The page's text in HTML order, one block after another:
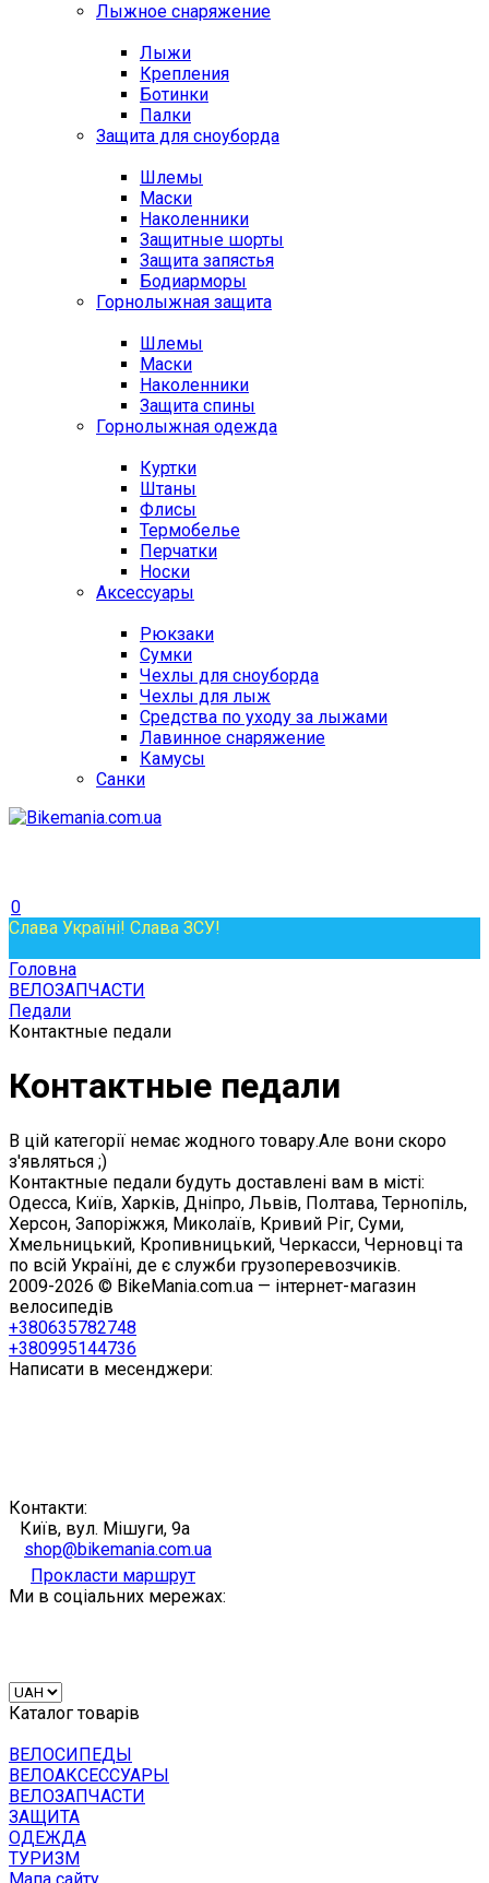
Лыжное снаряжение
Лыжи
Крепления
Ботинки
Палки
Защита для сноуборда
Шлемы
Маски
Наколенники
Защитные шорты
Защита запястья
Бодиарморы
Горнолыжная защита
Шлемы
Маски
Наколенники
Защита спины
Горнолыжная одежда
Куртки
Штаны
Флисы
Термобелье
Перчатки
Носки
Аксессуары
Рюкзаки
Сумки
Чехлы для сноуборда
Чехлы для лыж
Средства по уходу за лыжами
Лавинное снаряжение
Камусы
Санки
0
Слава Україні! Слава ЗСУ!
Головна
ВЕЛОЗАПЧАСТИ
Педали
Контактные педали
Контактные педали
В цій категорії немає жодного товару.Але вони скоро
з'являться ;)
Контактные педали будуть доставлені вам в місті:
Одесса, Київ, Харків, Дніпро, Львів, Полтава, Тернопіль,
Херсон, Запоріжжя, Миколаїв, Кривий Ріг, Суми,
Хмельницький, Кропивницький, Черкасси, Черновці та
по всій Україні, де є служби грузоперевозчиків.
2009-2026 © BikeMania.com.ua — інтернет-магазин
велосипедів
+380635782748
+380995144736
Написати в месенджери:
Контакти:
Київ, вул. Мішуги, 9а
shop@bikemania.com.ua
Прокласти маршрут
Ми в соціальних мережах:
Каталог товарів
ВЕЛОСИПЕДЫ
ВЕЛОАКСЕССУАРЫ
ВЕЛОЗАПЧАСТИ
ЗАЩИТА
ОДЕЖДА
ТУРИЗМ